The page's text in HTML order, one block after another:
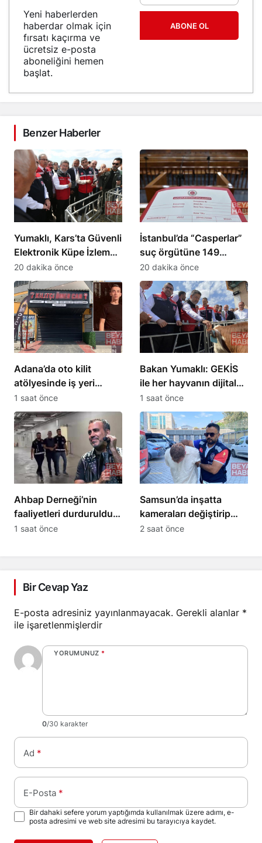
Yeni haberlerden
haberdar olmak için
fırsatı kaçırma ve
ücretsiz e-posta
aboneliğini hemen
başlat.
ABONE OL
Benzer Haberler
Yumaklı, Kars’ta Güvenli
Elektronik Küpe İzleme
Sistemi’ni tanıttı
20 dakika önce
İstanbul’da “Casperlar”
suç örgütüne 149
şüpheli hakkında dava
açıldı
20 dakika önce
Adana’da oto kilit
atölyesinde iş yeri
sahibi ve kadın ölü
bulundu
1 saat önce
Bakan Yumaklı: GEKİS
ile her hayvanın dijital
kimliği olacak
1 saat önce
Ahbap Derneği’nin
faaliyetleri durduruldu,
yönetimine kayyım
1 saat önce
Samsun’da inşatta
kameraları değiştirip
650 bin liralık kablo
2 saat önce
Bir Cevap Yaz
E-posta adresiniz yayınlanmayacak. Gerekli alanlar *
ile işaretlenmişlerdir
YORUMUNUZ *
0/30 karakter
Ad *
E-Posta *
Bir dahaki sefere yorum yaptığımda kullanılmak üzere adımı, e-
posta adresimi ve web site adresimi bu tarayıcıya kaydet.